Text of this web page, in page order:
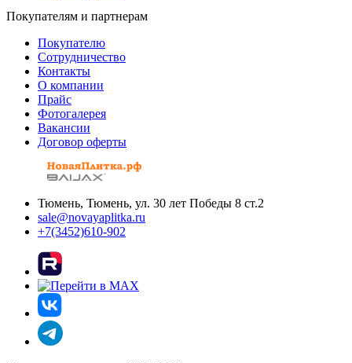
Покупателям и партнерам
Покупателю
Сотрудничество
Контакты
О компании
Прайс
Фотогалерея
Вакансии
Договор оферты
Тюмень, Тюмень, ул. 30 лет Победы 8 ст.2
sale@novayaplitka.ru
+7(3452)610-902